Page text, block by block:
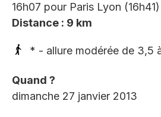
16h07 pour Paris Lyon
Distance : 9 km
* - allure modérée de 3,5
Quand ?
dimanche 27 janvier 2013